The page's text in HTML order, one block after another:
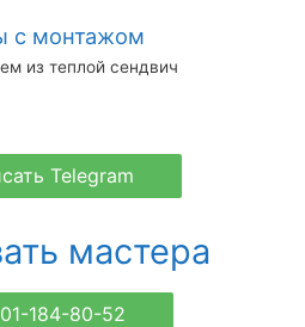
с монтажом
из теплой сендвич
Telegram
мастера
184-80-52